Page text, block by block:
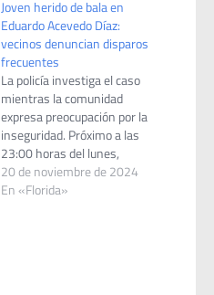
Joven herido de bala en
Eduardo Acevedo Díaz:
vecinos denuncian disparos
frecuentes
La policía investiga el caso
mientras la comunidad
expresa preocupación por la
inseguridad. Próximo a las
23:00 horas del lunes,
personal policial de la
Seccional 7.ª se movilizó
20 de noviembre de 2024
En «Florida»